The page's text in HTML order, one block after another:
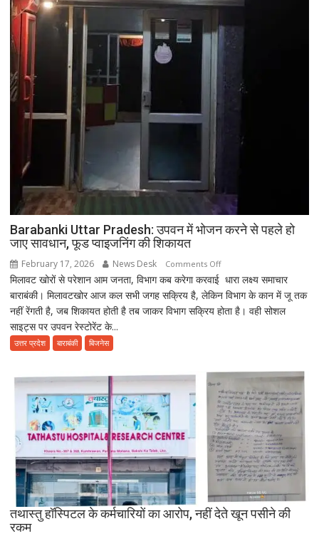
Barabanki Uttar Pradesh: उपवन में भोजन करने से पहले हो
जाए सावधान, फूड प्वाइजनिंग की शिकायत
February 17, 2026 News Desk Comments Offon
Barabanki
Uttar
Pradesh:
करने
से
पहले
हो
जाए
सावधान,
फूड
प्वाइजनिंग
की
शिकायत
मिलावट खोरों से परेशान आम जनता, विभाग कब करेगा करवाई धारा लक्ष्य समाचार
बाराबंकी। मिलावटखोर आज कल सभी जगह सक्रिय है, लेकिन विभाग के कान में जू तक
नहीं रेंगती है, जब शिकायत होती है तब जाकर विभाग सक्रिय होता है। वही सोशल
साइट्स पर उपवन रेस्टोरेंट के...
उत्तर प्रदेश बाराबंकी बिजनेस
तथास्तु हॉस्पिटल के कर्मचारियों का आरोप, नहीं देते खून पसीने की
रकम